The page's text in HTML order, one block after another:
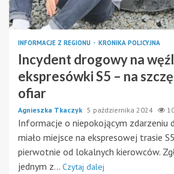
INFORMACJE Z REGIONU KRONIKA POLICYJNA
Incydent drogowy na
ekspresówki S5 – na
ofiar
Agnieszka Tkaczyk 5 października 2024
Informacje o niepokojącym zdarzeniu
miało miejsce na ekspresowej trasie
pierwotnie od lokalnych kierowców.
jednym z... Czytaj dalej